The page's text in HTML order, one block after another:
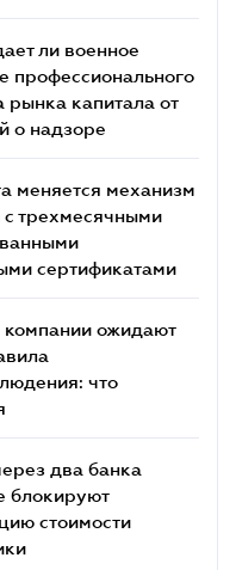
ли военное
профессионального
рынка капитала от
о надзоре
меняется механизм
трехмесячными
сертификатами
ожидают
что
два банка
блокируют
стоимости